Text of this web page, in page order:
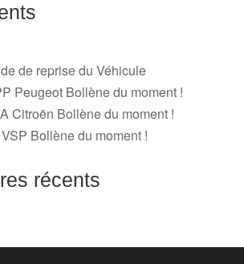
de reprise du Véhicule
Peugeot Bollène du moment !
Citroën Bollène du moment !
Bollène du moment !
récents